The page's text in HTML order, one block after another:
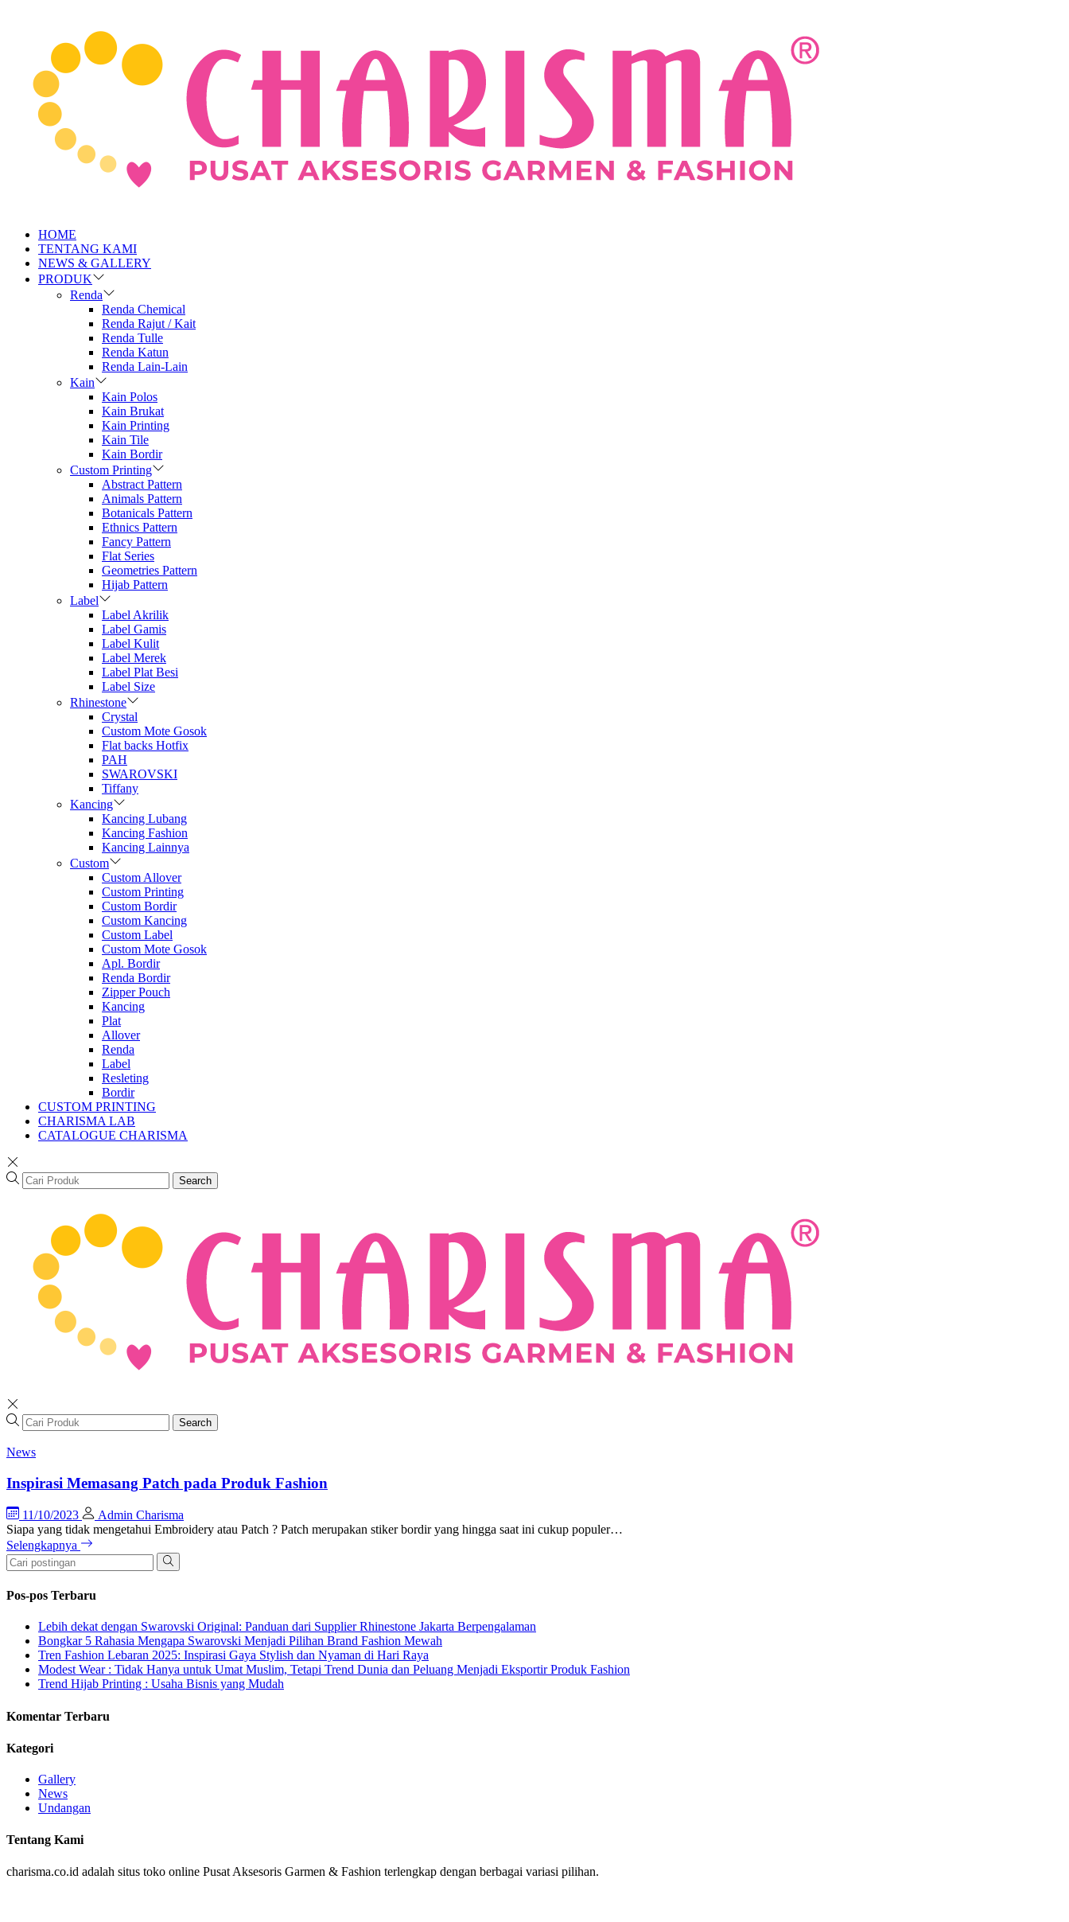
HOME
TENTANG KAMI
NEWS & GALLERY
PRODUK
Renda
Renda Chemical
Renda Rajut / Kait
Renda Tulle
Renda Katun
Renda Lain-Lain
Kain
Kain Polos
Kain Brukat
Kain Printing
Kain Tile
Kain Bordir
Custom Printing
Abstract Pattern
Animals Pattern
Botanicals Pattern
Ethnics Pattern
Fancy Pattern
Flat Series
Geometries Pattern
Hijab Pattern
Label
Label Akrilik
Label Gamis
Label Kulit
Label Merek
Label Plat Besi
Label Size
Rhinestone
Crystal
Custom Mote Gosok
Flat backs Hotfix
PAH
SWAROVSKI
Tiffany
Kancing
Kancing Lubang
Kancing Fashion
Kancing Lainnya
Custom
Custom Allover
Custom Printing
Custom Bordir
Custom Kancing
Custom Label
Custom Mote Gosok
Apl. Bordir
Renda Bordir
Zipper Pouch
Kancing
Plat
Allover
Renda
Label
Resleting
Bordir
CUSTOM PRINTING
CHARISMA LAB
CATALOGUE CHARISMA
Search
Search
News
Inspirasi Memasang Patch pada Produk Fashion
11/10/2023
Admin Charisma
Siapa yang tidak mengetahui Embroidery atau Patch ? Patch merupakan stiker bordir yang hingga saat ini cukup populer…
Selengkapnya
Pos-pos Terbaru
Lebih dekat dengan Swarovski Original: Panduan dari Supplier Rhinestone Jakarta Berpengalaman
Bongkar 5 Rahasia Mengapa Swarovski Menjadi Pilihan Brand Fashion Mewah
Tren Fashion Lebaran 2025: Inspirasi Gaya Stylish dan Nyaman di Hari Raya
Modest Wear : Tidak Hanya untuk Umat Muslim, Tetapi Trend Dunia dan Peluang Menjadi Eksportir Produk Fashion
Trend Hijab Printing : Usaha Bisnis yang Mudah
Komentar Terbaru
Kategori
Gallery
News
Undangan
Tentang Kami
charisma.co.id adalah situs toko online Pusat Aksesoris Garmen & Fashion terlengkap dengan berbagai variasi pilihan.